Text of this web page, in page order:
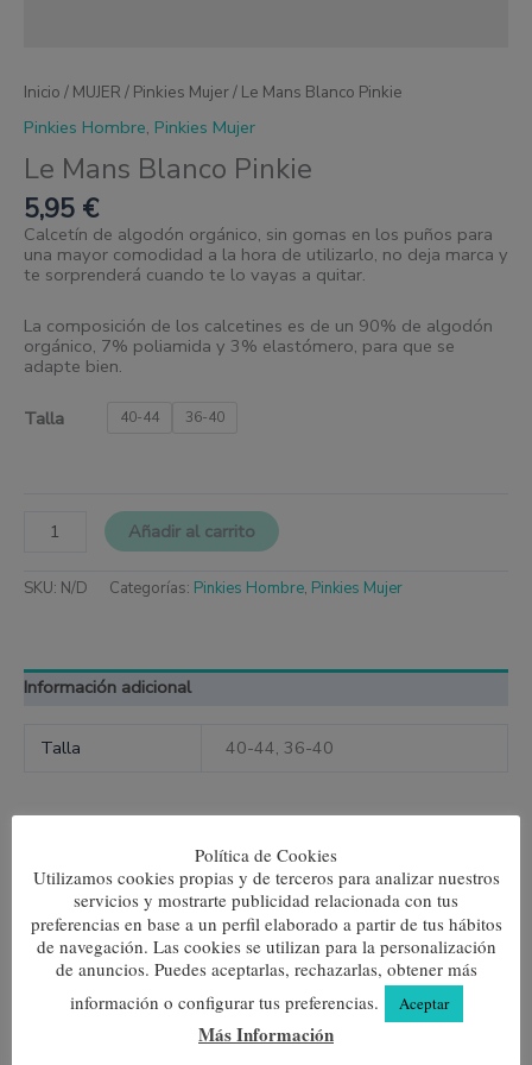
Inicio / MUJER / Pinkies Mujer/ Le Mans Blanco Pinkie
Pinkies Hombre, Pinkies Mujer
Le Mans Blanco Pinkie
5,95 €
Calcetín de algodón orgánico, sin gomas en los puños para
una mayor comodidad a la hora de utilizarlo, no deja marca y
te sorprenderá cuando te lo vayas a quitar.
La composición de los calcetines es de un 90% de algodón
orgánico, 7% poliamida y 3% elastómero, para que se
adapte bien.
Talla 40-44 36-40
Añadir al carrito
SKU: N/D Categorías: Pinkies Hombre, Pinkies Mujer
Información adicional
Talla 40-44, 36-40
Productos relacionados
Animal Print Pinkie
Seleccionar opciones
Este
producto
tiene
múltiples
variantes.
Las
opciones
Orquesta Pinkie
5,95€
Seleccionar opciones
Este
tiene
Política de Cookies
Utilizamos cookies propias y de terceros para analizar nuestros
servicios y mostrarte publicidad relacionada con tus
preferencias en base a un perfil elaborado a partir de tus hábitos
de navegación. Las cookies se utilizan para la personalización
de anuncios. Puedes aceptarlas, rechazarlas, obtener más
información o configurar tus preferencias.
Aceptar
Más Información